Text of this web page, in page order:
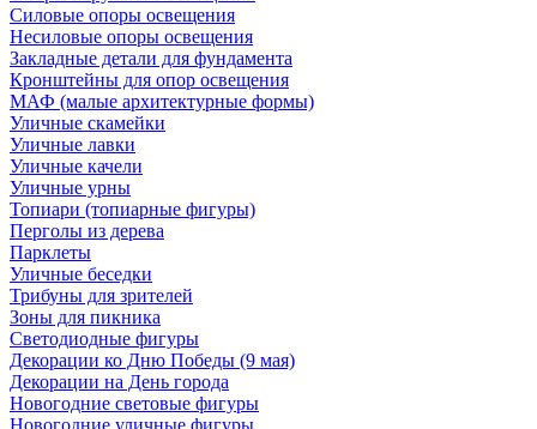
Силовые опоры освещения
Несиловые опоры освещения
Закладные детали для фундамента
Кронштейны для опор освещения
МАФ (малые архитектурные формы)
Уличные скамейки
Уличные лавки
Уличные качели
Уличные урны
Топиари (топиарные фигуры)
Перголы из дерева
Парклеты
Уличные беседки
Трибуны для зрителей
Зоны для пикника
Светодиодные фигуры
Декорации ко Дню Победы (9 мая)
Декорации на День города
Новогодние световые фигуры
Новогодние уличные фигуры